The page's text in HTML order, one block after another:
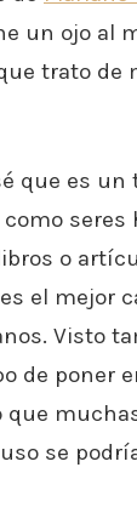
un ojo al
trato de
que es
o
el mejor
Visto
de poner
se